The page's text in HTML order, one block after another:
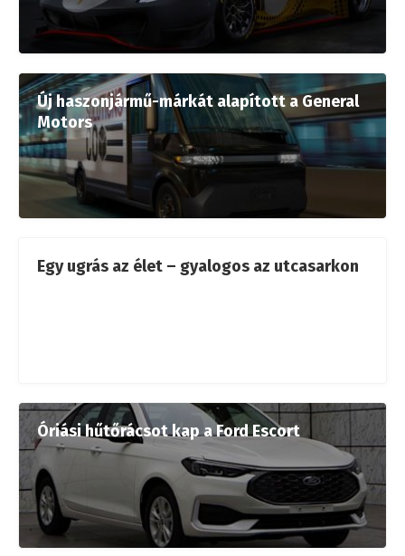
Új haszonjármű-márkát alapított a General
Motors
Egy ugrás az élet – gyalogos az utcasarkon
Óriási hűtőrácsot kap a Ford Escort